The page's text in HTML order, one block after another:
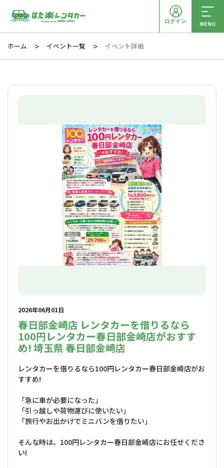
ログイン MENU
ホーム イベント一覧 イベント詳細
2026年06月01日
春日部金崎店 レンタカーを借りるなら
100円レンタカー春日部金崎店がおすす
め! 埼玉県 春日部金崎店
レンタカーを借りるなら100円レンタカー春日部金崎店がお
すすめ!
「急に車が必要になった」
「引っ越しや荷物運びに使いたい」
「旅行やお出かけでミニバンを借りたい」
そんな時は、100円レンタカー春日部金崎店にお任せくださ
い!